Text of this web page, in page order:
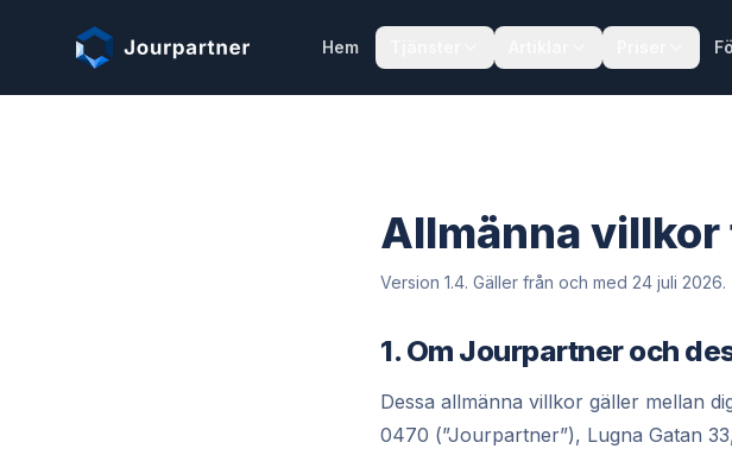
Hem
Allmänna villkor
Version 1.4. Gäller från och med 24 juli 2026.
1. Om Jourpartner och
Dessa allmänna villkor gäller mellan
0470 (”Jourpartner”), Lugna Gatan